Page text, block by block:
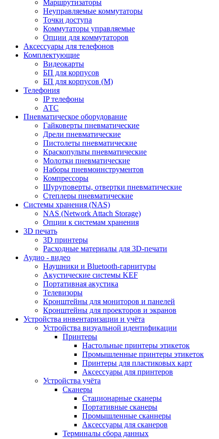
Маршрутизаторы
Неуправляемые коммутаторы
Точки доступа
Коммутаторы управляемые
Опции для коммутаторов
Аксессуары для телефонов
Комплектующие
Видеокарты
БП для корпусов
БП для корпусов (М)
Телефония
IP телефоны
АТС
Пневматическое оборудование
Гайковерты пневматические
Дрели пневматические
Пистолеты пневматические
Краскопульты пневматические
Молотки пневматические
Наборы пневмоинструментов
Компрессоры
Шуруповерты, отвертки пневматические
Степлеры пневматические
Cистемы хранения (NAS)
NAS (Network Attach Storage)
Опции к системам хранения
3D печать
3D принтеры
Расходные материалы для 3D-печати
Аудио - видео
Наушники и Bluetooth-гарнитуры
Акустические системы KEF
Портативная акустика
Телевизоры
Кронштейны для мониторов и панелей
Кронштейны для проекторов и экранов
Устройства инвентаризации и учёта
Устройства визуальной идентификации
Принтеры
Настольные принтеры этикеток
Промышленные принтеры этикеток
Принтеры для пластиковых карт
Аксессуары для принтеров
Устройства учёта
Сканеры
Стационарные сканеры
Портативные сканеры
Промышленные сканнеры
Аксессуары для сканеров
Терминалы сбора данных